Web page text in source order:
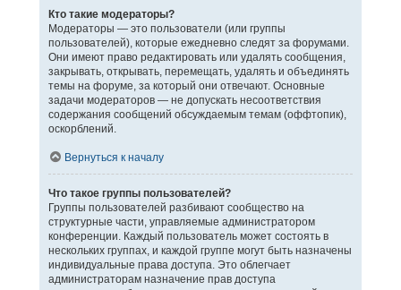
Кто такие модераторы?
Модераторы — это пользователи (или группы
пользователей), которые ежедневно следят за форумами.
Они имеют право редактировать или удалять сообщения,
закрывать, открывать, перемещать, удалять и объединять
темы на форуме, за который они отвечают. Основные
задачи модераторов — не допускать несоответствия
содержания сообщений обсуждаемым темам (оффтопик),
оскорблений.
Вернуться к началу
Что такое группы пользователей?
Группы пользователей разбивают сообщество на
структурные части, управляемые администратором
конференции. Каждый пользователь может состоять в
нескольких группах, и каждой группе могут быть назначены
индивидуальные права доступа. Это облегчает
администраторам назначение прав доступа